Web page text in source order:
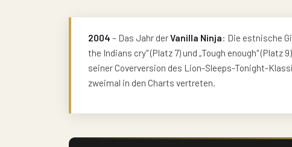
2004 – Das Jahr derVanilla Ninja: Die estnische
the Indians cry" (Platz 7) und „Tough enough" (Platz
seiner Coverversion des Lion-Sleeps-Tonight-
zweimal in den Charts vertreten.